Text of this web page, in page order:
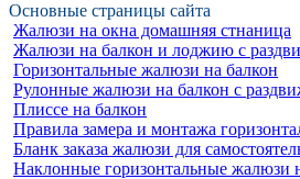
Основные страницы сайта
Жалюзи на окна домашняя стнаница
Жалюзи на балкон и лоджию c
Горизонтальные жалюзи на балкон
Рулонные жалюзи на балкон с
Плиссе на балкон
Правила замера и монтажа
Бланк заказа жалюзи для
Наклонные горизонтальные жалюзи